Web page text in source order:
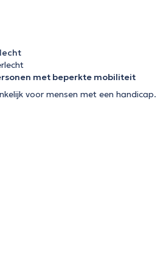
met beperkte mobiliteit
voor mensen met een handicap.